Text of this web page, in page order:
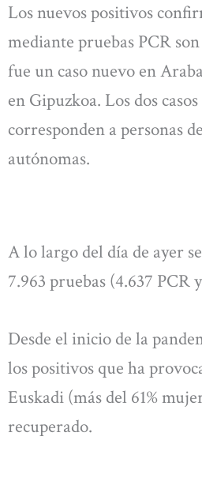
Los nuevos positivos
mediante pruebas PCR
fue un caso nuevo en
en Gipuzkoa. Los dos
corresponden a personas
autónomas.
A lo largo del día de ayer
7.963 pruebas (4.637 PCR
Desde el inicio de la
los positivos que ha
Euskadi (más del 61%
recuperado.